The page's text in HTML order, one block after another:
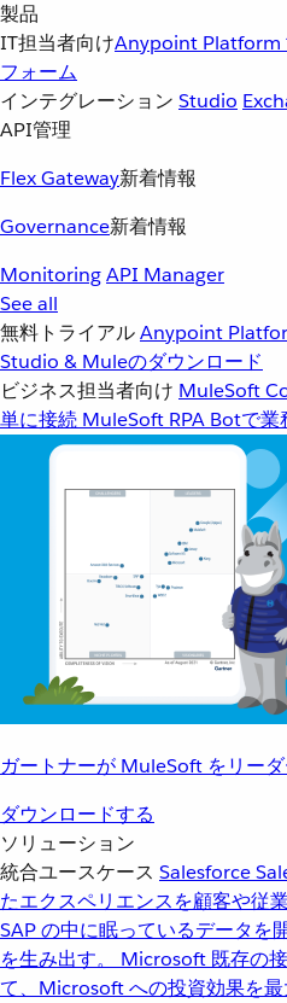
製品
IT担当者向けAnypoint Platform
フォーム
インテグレーション Studio
API管理
Flex Gateway新着情報
Governance新着情報
MonitoringAPI Manager
See all
無料トライアルAnypoint
Studio & Muleのダウンロード
ビジネス担当者向け MuleSoft
単に接続 MuleSoft RPA Botで業
ガートナーが MuleSoft をリー
ダウンロードする
ソリューション
統合ユースケース Salesforce
たエクスペリエンスを顧客や従
SAP の中に眠っているデータを
を生み出す。
Microsoft 既存の
て、Microsoft への投資効果を最